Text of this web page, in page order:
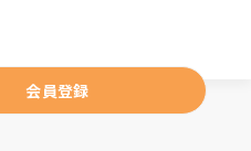
会員登録